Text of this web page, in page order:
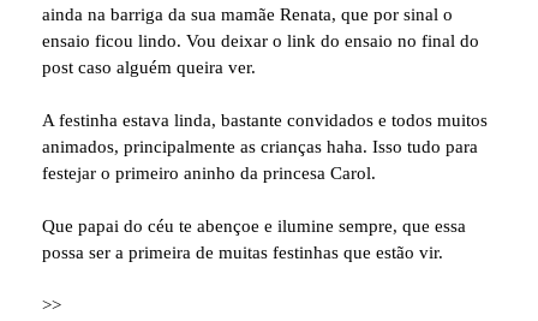
ainda na barriga da sua mamãe Renata, que por sinal o
ensaio ficou lindo. Vou deixar o link do ensaio no final do
post caso alguém queira ver.
A festinha estava linda, bastante convidados e todos muitos
animados, principalmente as crianças haha. Isso tudo para
festejar o primeiro aninho da princesa Carol.
Que papai do céu te abençoe e ilumine sempre, que essa
possa ser a primeira de muitas festinhas que estão vir.
>>